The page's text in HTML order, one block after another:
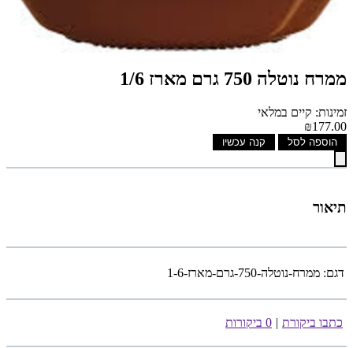
ממרח נוטלה 750 גרם מארז 1/6
זמינות: קיים במלאי
₪177.00
הוספה לסל קנה עכשיו
תיאור
דגם: ממרח-נוטלה-750-גרם-מארז-1-6
כתבו ביקורת | 0 ביקורות